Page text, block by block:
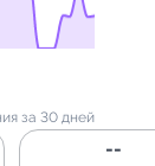
за 30 дней
--